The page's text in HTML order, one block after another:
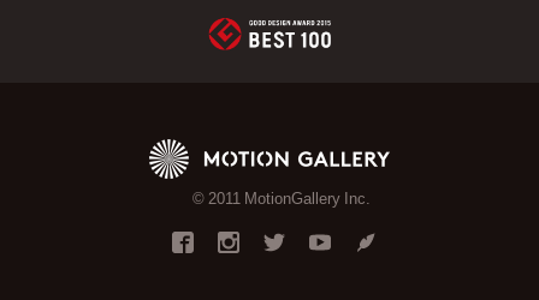
© 2011 MotionGallery Inc.